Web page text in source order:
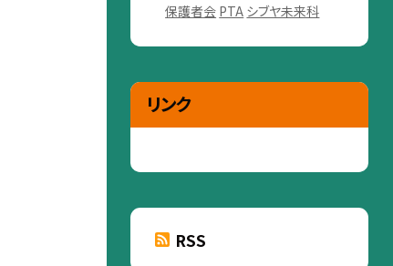
保護者会 PTA シブヤ未来科
リンク
RSS